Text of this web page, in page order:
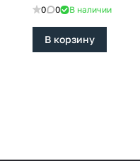
0 0 В наличии
В корзину